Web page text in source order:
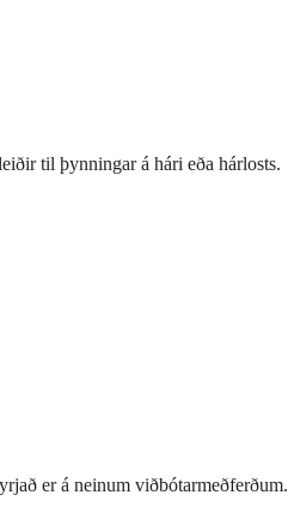
til þynningar á hári eða hárlosts.
er á neinum viðbótarmeðferðum.